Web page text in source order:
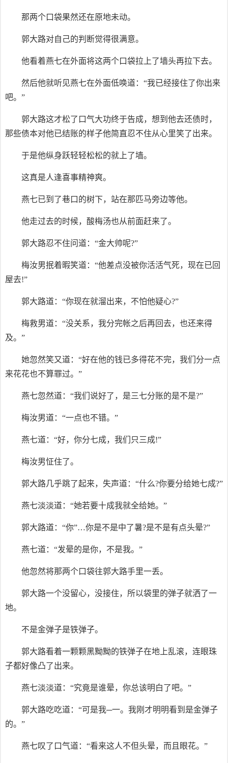
那两个口袋果然还在原地未动。
郭大路对自己的判断觉得很满意。
他看着燕七在外面将这两个口袋拉上了墙头再拉下去。
然后他就听见燕七在外面低唤道：“我已经接住了你出来
吧。”
郭大路这才松了口气大功终于告成，想到他去还债时，
那些债本对他已结账的样子他简直忍不住从心里笑了出来。
于是他纵身跃轻轻松松的就上了墙。
这真是人逢喜事精神爽。
燕七已到了巷口的树下，站在那匹马旁边等他。
他走过去的时候，酸梅汤也从前面赶来了。
郭大路忍不住问道：“金大帅呢?”
梅汝男抿着暇笑道：“他差点没被你活活气死，现在已回
屋去!”
郭大路道：“你现在就溜出来，不怕他疑心?”
梅救男道：“没关系，我分完帐之后再回去，也还来得
及。”
她忽然笑又道：“好在他的钱已多得花不完，我们分一点
来花花也不算罪过。”
燕七忽然道：“我们说好了，是三七分账的是不是?”
梅汝男道：“一点也不错。”
燕七道：“好，你分七成，我们只三成!”
梅汝男怔住了。
郭大路几乎跳了起来，失声道：“什么?你要分给她七成?”
燕七淡淡道：“她若要十成我就全给她。”
郭大路道：“你”…你是不是中了暑?是不是有点头晕?”
燕七道：“发晕的是你，不是我。”
他忽然将那两个口袋往郭大路手里一丢。
郭大路一个没留心，没接住，所以袋里的弹子就洒了一
地。
不是金弹子是铁弹子。
郭大路看着一颗颗黑黝黝的铁弹子在地上乱滚，连眼珠
子都好像凸了出来。
燕七淡淡道：“究竟是谁晕，你总该明白了吧。”
郭大路吃吃道：“可是我─一。我刚才明明看到是金弹子
的。”
燕七叹了口气道：“看来这人不但头晕，而且眼花。”